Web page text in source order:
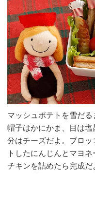
マッシュポテトを雪だ
帽子はかにかま、目は
分はチーズだよ。ブロ
トしたにんじんとマヨ
チキンを詰めたら完成だ